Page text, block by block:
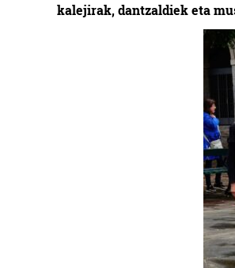
kalejirak, dantzaldiek eta